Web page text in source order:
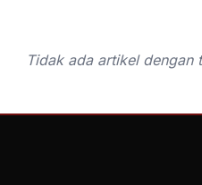
Tidak ada artikel dengan